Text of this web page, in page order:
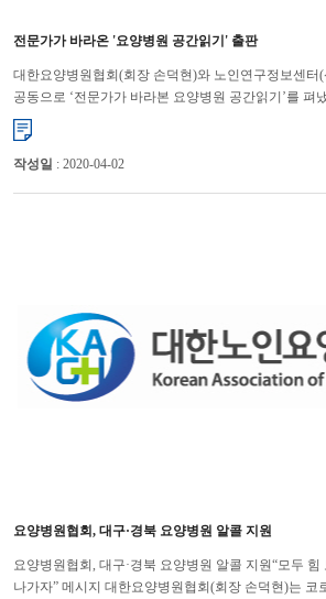
전문가가 바라온 '요양병원 공간읽기' 출판
대한요양병원협회(회장 손덕현)와 노인연구정보센터
공동으로 ‘전문가가 바라본 요양병원 공간읽기’를 펴
지난해 8월부터 ㈜노인연구정보센터 전문가들이 직...
작성일 : 2020-04-02
요양병원협회, 대구·경북 요양병원 알콜 지원
요양병원협회, 대구·경북 요양병원 알콜 지원“모두 힘
나가자” 메시지 대한요양병원협회(회장 손덕현)는 코